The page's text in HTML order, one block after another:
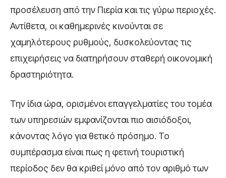
προσέλευση από την Πιερία και τις γύρω περιοχές.
Αντίθετα, οι καθημερινές κινούνται σε
χαμηλότερους ρυθμούς, δυσκολεύοντας τις
επιχειρήσεις να διατηρήσουν σταθερή οικονομική
δραστηριότητα.
Την ίδια ώρα, ορισμένοι επαγγελματίες του τομέα
των υπηρεσιών εμφανίζονται πιο αισιόδοξοι,
κάνοντας λόγο για θετικό πρόσημο. Το
συμπέρασμα είναι πως η φετινή τουριστική
περίοδος δεν θα κριθεί μόνο από τον αριθμό των